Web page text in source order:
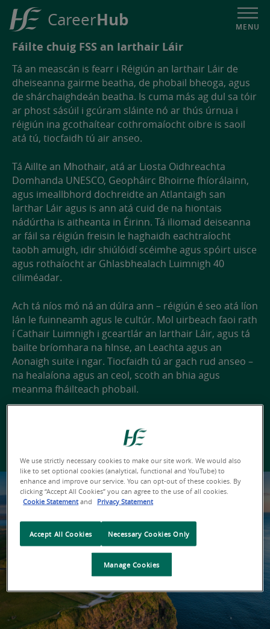
HSE
Hub
CareerHub MENU
Fáilte chuig FSS an Iarthair Láir
Tá an meascán is fearr i Réigiún an Iarthair Láir de
dheiseanna gairme beatha, de phobail bheoga, agus
de shárchaighdeán beatha. Is cuma más ag dul sa tóir
ar phost sásúil i gcúram sláinte nó ar thús úrnua i
réigiún ina gcothaítear cothromaíocht oibre is saoil
atá tú, tiocfaidh tú air anseo.
Tá Aillte an Mhothair, atá ar Liosta Oidhreachta
Domhanda UNESCO, Geopháirc Bhoirne fhíorálainn,
agus imeallbhord dochreidte an Atlantaigh san
Iarthar Láir agus is ann atá cuid de na hiontais
nádúrtha is aitheanta in Éirinn. Tá iliomad deiseanna
ar fáil sa réigiún freisin le haghaidh eachtraíocht
taobh amuigh, idir shiúlóidí scéimhe agus spóirt uisce
agus rothaíocht ar Ghlasbhealach Luimnigh 40
ciliméadar.
Ach tá níos mó ná an dúlra ann – réigiún é seo atá líon
lán le fuinneamh agus le cultúr. Mol uirbeach faoi rath
í Cathair Luimnigh i gceartlár an Iarthair Láir, agus tá
bailte bríomhara na hInse, an Leachta agus an
Aonaigh suite i ngar. Tiocfaidh tú ar gach rud anseo –
na healaíona agus an ceol, scoth an bhia agus
meanma fháilteach phobail.
Cuardaigh folúntais reatha i HSE an Mheán-
We use strictly necessary cookies to make our site work. We would also
like to set optional cookies (analytical, functional and YouTube) to
enhance and improve our service. You can opt-out of these cookies. By
clicking “Accept All Cookies” you can agree to the use of all cookies.
Cookie Statement and Privacy Statement
Necessary Cookies Only
Accept All Cookies
Manage Cookies